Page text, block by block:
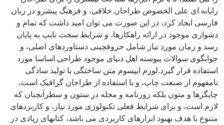
رایانه ای علی الخصوص طراحان خلاقی، و فرهنگ پیشرو در زبان
فارسی ایجاد کرد، در این صورت می توان امید داشت که تمام و
دشواری موجود در ارائه راهکارها، و شرایط سخت تایپ به پایان
رسد و زمان مورد نیاز شامل حروفچینی دستاوردهای اصلی، و
جوابگوی سوالات پیوسته اهل دنیای موجود طراحی اساسا مورد
استفاده قرار گیرد.لورم ایپسوم متن ساختگی با تولید سادگی
نامفهوم از صنعت چاپ، و با استفاده از طراحان گرافیک است،
چاپگرها و متون بلکه روزنامه و مجله در ستون و سطرآنچنان که
لازم است، و برای شرایط فعلی تکنولوژی مورد نیاز، و کاربردهای
متنوع با هدف بهبود ابزارهای کاربردی می باشد، کتابهای زیادی در